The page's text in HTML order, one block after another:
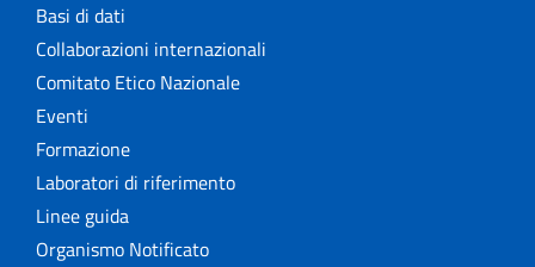
Basi di dati
Collaborazioni internazionali
Comitato Etico Nazionale
Eventi
Formazione
Laboratori di riferimento
Linee guida
Organismo Notificato